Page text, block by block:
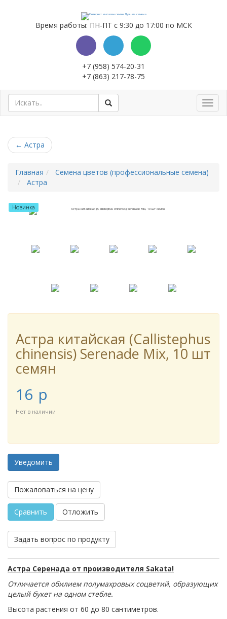
Время работы: ПН-ПТ с 9:30 до 17:00 по МСК
+7 (958) 574-20-31
+7 (863) 217-78-75
← Астра
Главная
Семена цветов (профессиональные семена)
Астра
Новинка
Астра китайская (Callistephus
chinensis) Serenade Mix, 10 шт
семян
16 p
Нет в наличии
Уведомить
Пожаловаться на цену
Сравнить Отложить
Задать вопрос по продукту
Астра Серенада от производителя Sakata!
Отличается обилием полумахровых соцветий, образующих
целый букет на одном стебле.
Высота растения от 60 до 80 сантиметров.